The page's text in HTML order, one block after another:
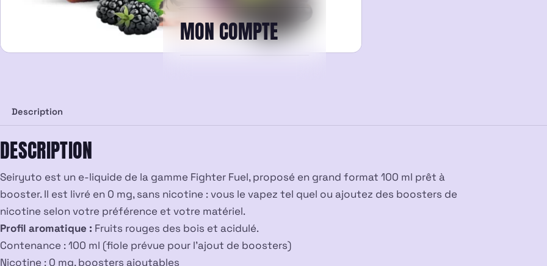
MON COMPTE
Description
DESCRIPTION
Seiryuto est un e-liquide de la gamme Fighter Fuel, proposé en grand format 100 ml prêt à
booster. Il est livré en 0 mg, sans nicotine : vous le vapez tel quel ou ajoutez des boosters de
nicotine selon votre préférence et votre matériel.
Profil aromatique : Fruits rouges des bois et acidulé.
Contenance : 100 ml (fiole prévue pour l’ajout de boosters)
Nicotine : 0 mg, boosters ajoutables